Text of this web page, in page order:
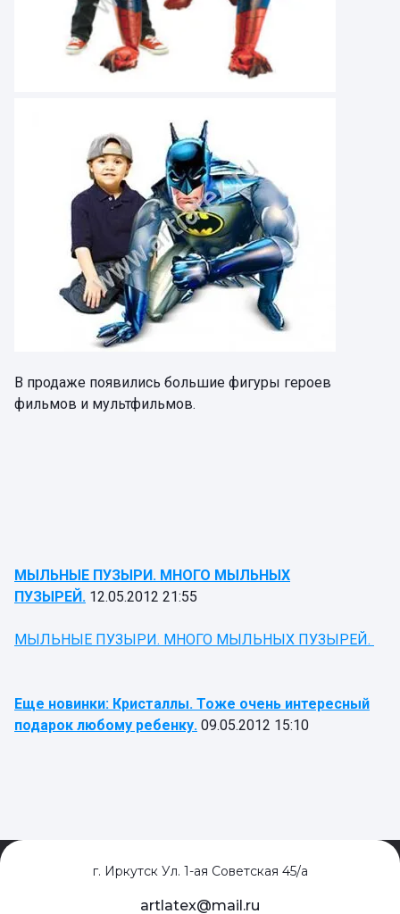
В продаже появились большие фигуры героев
фильмов и мультфильмов.
МЫЛЬНЫЕ ПУЗЫРИ. МНОГО МЫЛЬНЫХ
ПУЗЫРЕЙ. 12.05.2012 21:55
МЫЛЬНЫЕ ПУЗЫРИ. МНОГО МЫЛЬНЫХ ПУЗЫРЕЙ.
Еще новинки: Кристаллы. Тоже очень интересный
подарок любому ребенку. 09.05.2012 15:10
г. Иркутск Ул. 1-ая Советская 45/а
artlatex@mail.ru